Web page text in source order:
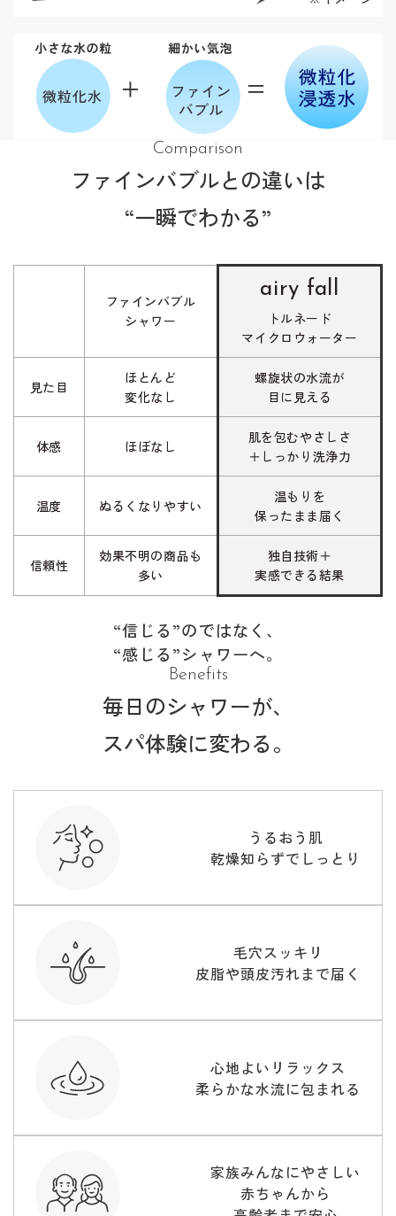
Comparison
ファインバブルとの違いは
“一瞬でわかる”
ファインバブル
シャワー
airy fall
トルネード
マイクロウォーター
見た目
ほとんど
変化なし
螺旋状の水流が
目に見える
体感 ほぼなし
肌を包むやさしさ
＋しっかり洗浄力
温度 ぬるくなりやすい
温もりを
保ったまま届く
信頼性
効果不明の商品も
多い
独自技術＋
実感できる結果
“信じる”のではなく、
“感じる”シャワーへ。
Benefits
毎日のシャワーが、
スパ体験に変わる。
うるおう肌
乾燥知らずでしっとり
毛穴スッキリ
皮脂や頭皮汚れまで届く
心地よいリラックス
柔らかな水流に包まれる
家族みんなにやさしい
赤ちゃんから